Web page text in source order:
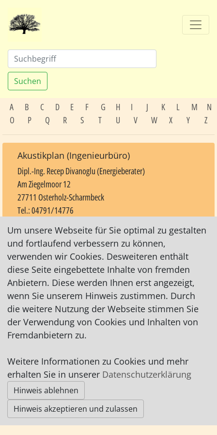
Suchen
A B C D E F G H I J K L M
N
O
P Q R S T U V W X Y Z
Akustikplan (Ingenieurbüro)
Dipl.-Ing. Recep Divanoglu (Energieberater)
Am Ziegelmoor 12
27711 Osterholz-Scharmbeck
Tel.: 04791/14776
ingenieurbuero@divanoglu.de
http://www.ing-rd.de
http://www.akustikplan.com +
www.divanoglu.de
© Worpswede24 2015-2026
Um unsere Webseite für Sie optimal zu gestalten
und fortlaufend verbessern zu können,
verwenden wir Cookies. Desweiteren enthält
diese Seite eingebettete Inhalte von fremden
Anbietern. Diese werden Ihnen erst angezeigt,
wenn Sie unserem Hinweis zustimmen. Durch
die weitere Nutzung der Webseite stimmen Sie
der Verwendung von Cookies und Inhalten von
Fremdanbietern zu.
Weitere Informationen zu Cookies und mehr
erhalten Sie in unserer Datenschutzerklärung
Hinweis ablehnen
Hinweis akzeptieren und zulassen